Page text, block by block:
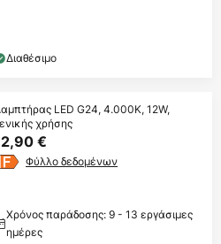
Διαθέσιμο
LED G24, 4.000K, 12W,
χρήσης
€
Φύλλο δεδομένων
Χρόνος παράδοσης: 9 - 13 εργάσιμες
ημέρες